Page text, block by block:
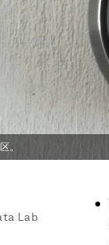
。
Lab